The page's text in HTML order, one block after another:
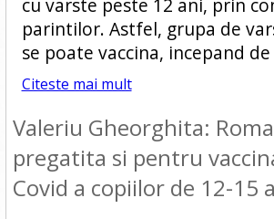
cu varste peste 12 ani, prin
parintilor. Astfel, grupa de
se poate vaccina, incepand
Citeste mai mult
Valeriu Gheorghita:
pregatita si pentru
Covid a copiilor de 12-15